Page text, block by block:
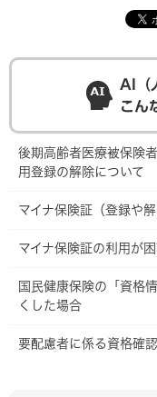
AI（
こん
後期高齢者医療被保険
用登録の解除について
マイナ保険証（登録や
マイナ保険証の利用が
国民健康保険の「資格
くした場合
要配慮者に係る資格確